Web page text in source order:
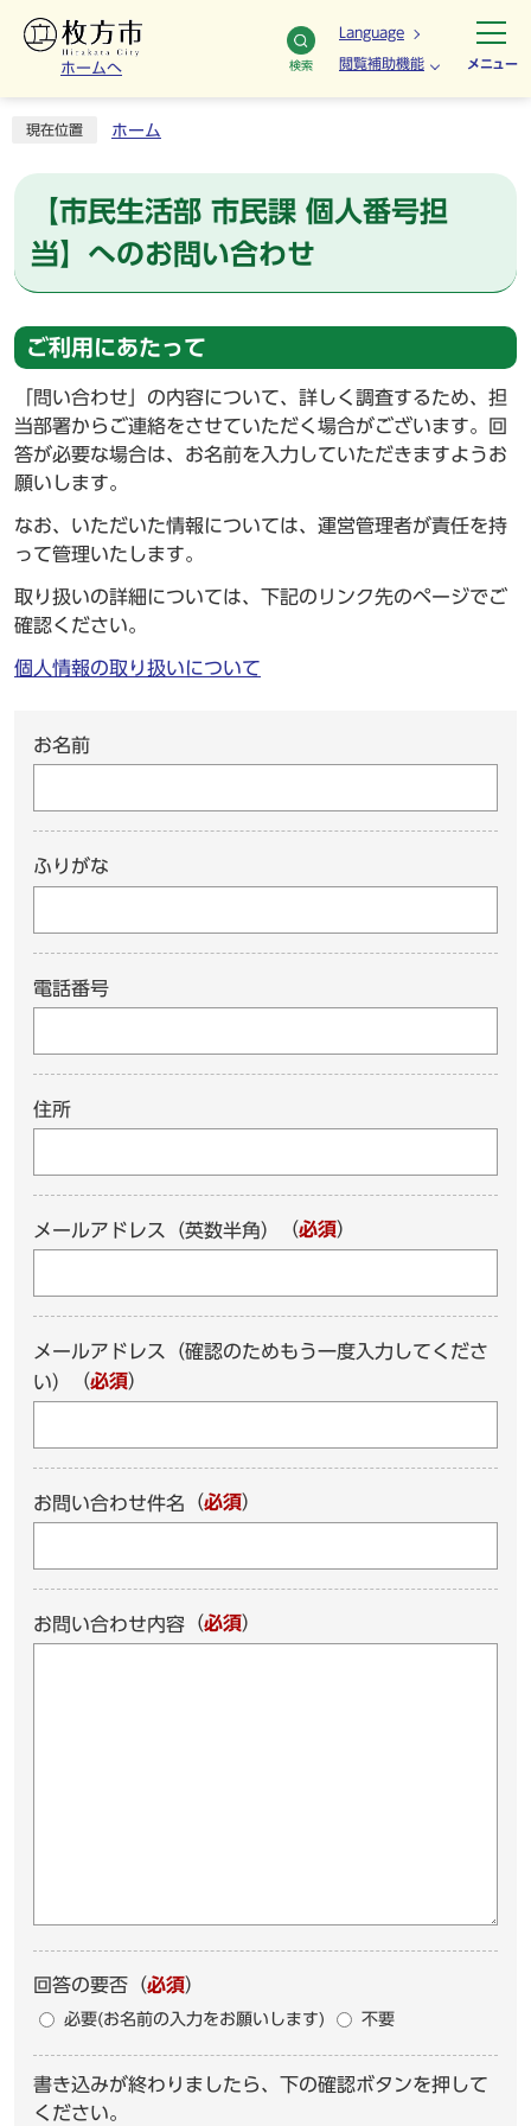
ホームへ 検索
Language
閲覧補助機能 メニュー
現在位置 ホーム
【市民生活部 市民課 個人番号担
当】へのお問い合わせ
ご利用にあたって
「問い合わせ」の内容について、詳しく調査するため、担
当部署からご連絡をさせていただく場合がございます。回
答が必要な場合は、お名前を入力していただきますようお
願いします。
なお、いただいた情報については、運営管理者が責任を持
って管理いたします。
取り扱いの詳細については、下記のリンク先のページでご
確認ください。
個人情報の取り扱いについて
お名前
ふりがな
電話番号
住所
メールアドレス（英数半角） （必須）
メールアドレス（確認のためもう一度入力してくださ
い）
（必須）
お問い合わせ件名 （必須）
お問い合わせ内容 （必須）
回答の要否 （必須）
必要(お名前の入力をお願いします) 不要
書き込みが終わりましたら、下の確認ボタンを押して
ください。